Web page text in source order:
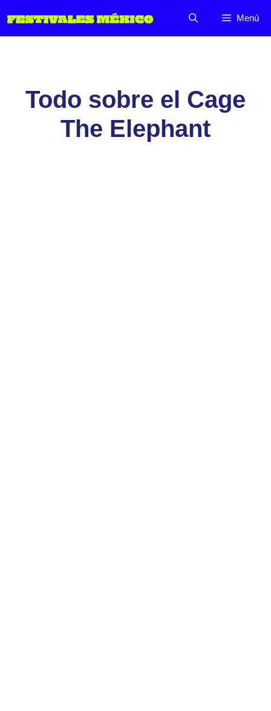
al
Menú
Todo sobre el Cage
The Elephant